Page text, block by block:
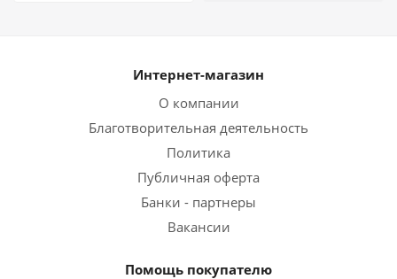
Интернет-магазин
О компании
Благотворительная деятельность
Политика
Публичная оферта
Банки - партнеры
Вакансии
Помощь покупателю